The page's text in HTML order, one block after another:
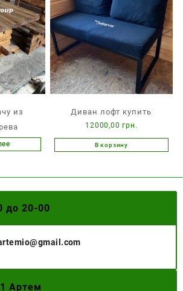
из
Диван лофт купить
12000,00грн.
В корзину
до 20-00
Артем